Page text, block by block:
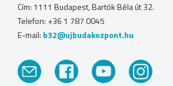
Cím: 1111 Budapest, Bartók Béla út 32.
Telefon: +36 1 787 0045
E-mail: b32@ujbudakozpont.hu